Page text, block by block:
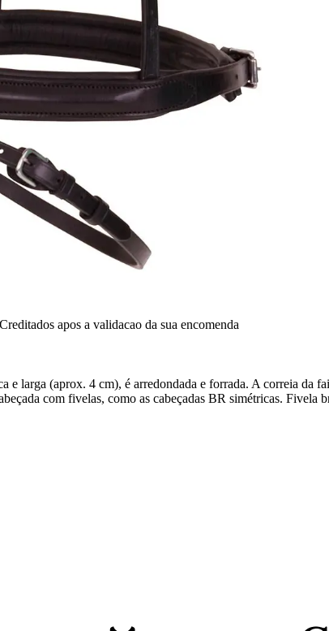
Creditados apos a validacao da sua encomenda
e larga (aprox. 4 cm), é arredondada e forrada. A correia da
com fivelas, como as cabeçadas BR simétricas. Fivela